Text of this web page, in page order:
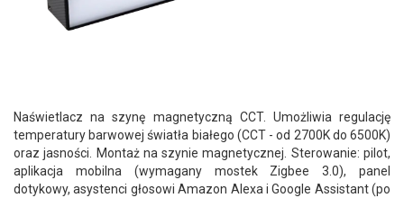
Naświetlacz na szynę magnetyczną CCT. Umożliwia regulację
temperatury barwowej światła białego (CCT - od 2700K do 6500K)
oraz jasności. Montaż na szynie magnetycznej. Sterowanie: pilot,
aplikacja mobilna (wymagany mostek Zigbee 3.0), panel
dotykowy, asystenci głosowi Amazon Alexa i Google Assistant (po